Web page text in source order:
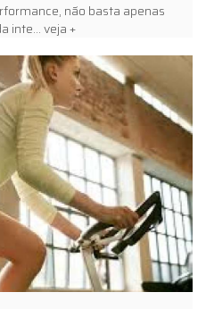
não basta apenas
inte... veja +